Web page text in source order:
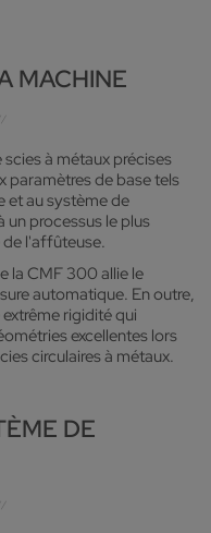
MACHINE
à métaux précises
paramètres de base tels
et au système de
processus le plus
l'affûteuse.
la CMF 300 allie le
automatique. En outre,
rigidité qui
excellentes lors
circulaires à métaux.
DE